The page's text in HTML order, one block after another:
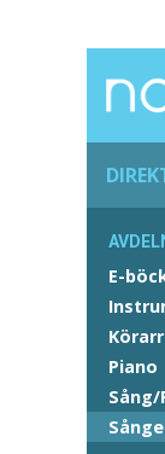
E-
Piano